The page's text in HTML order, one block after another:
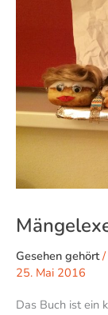
Gesehen gehört/
25. Mai 2016
Das Buch ist ein